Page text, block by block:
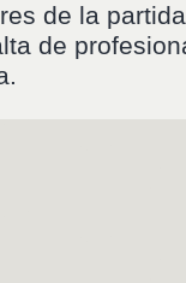
de la
de